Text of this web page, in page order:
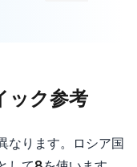
ック参考
なります。ロシア国